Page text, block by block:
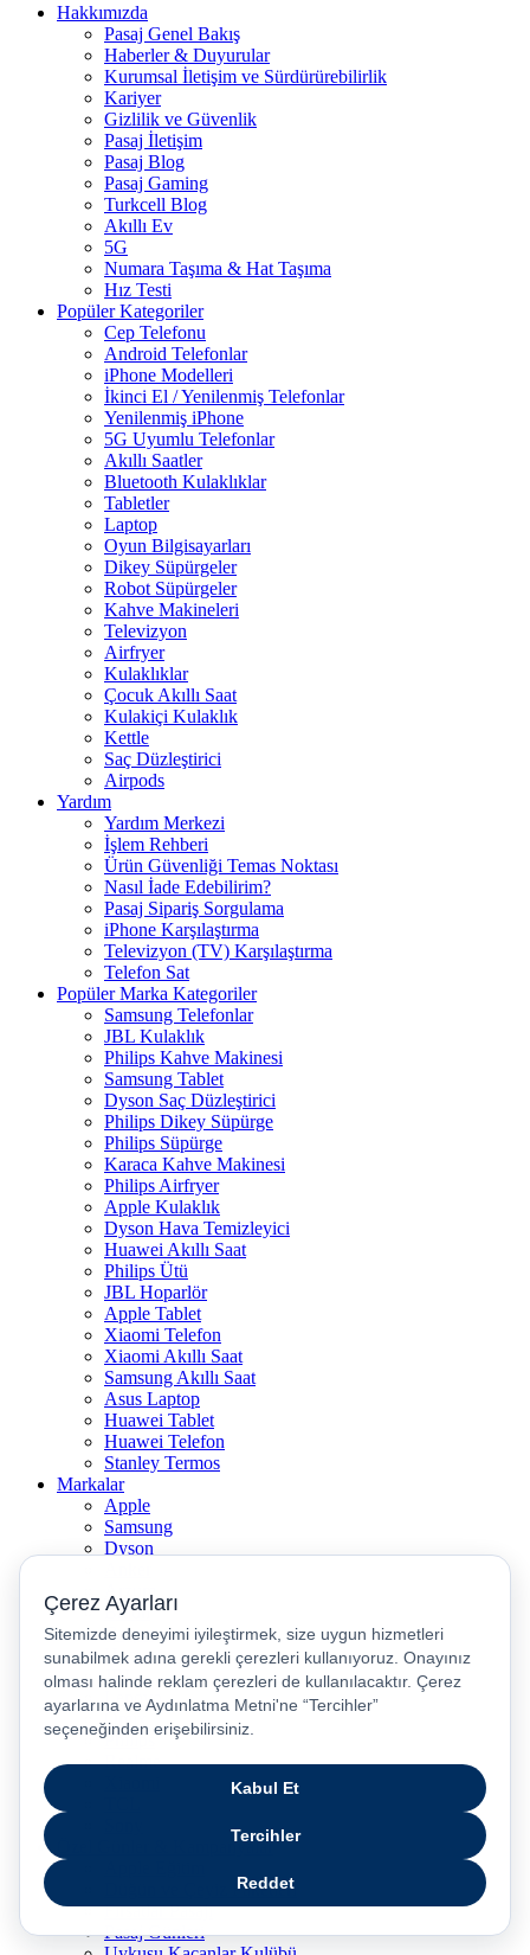
Hakkımızda
Pasaj Genel Bakış
Haberler & Duyurular
Kurumsal İletişim ve Sürdürürebilirlik
Kariyer
Gizlilik ve Güvenlik
Pasaj İletişim
Pasaj Blog
Pasaj Gaming
Turkcell Blog
Akıllı Ev
5G
Numara Taşıma & Hat Taşıma
Hız Testi
Popüler Kategoriler
Cep Telefonu
Android Telefonlar
iPhone Modelleri
İkinci El / Yenilenmiş Telefonlar
Yenilenmiş iPhone
5G Uyumlu Telefonlar
Akıllı Saatler
Bluetooth Kulaklıklar
Tabletler
Laptop
Oyun Bilgisayarları
Dikey Süpürgeler
Robot Süpürgeler
Kahve Makineleri
Televizyon
Airfryer
Kulaklıklar
Çocuk Akıllı Saat
Kulakiçi Kulaklık
Kettle
Saç Düzleştirici
Airpods
Yardım
Yardım Merkezi
İşlem Rehberi
Ürün Güvenliği Temas Noktası
Nasıl İade Edebilirim?
Pasaj Sipariş Sorgulama
iPhone Karşılaştırma
Televizyon (TV) Karşılaştırma
Telefon Sat
Popüler Marka Kategoriler
Samsung Telefonlar
JBL Kulaklık
Philips Kahve Makinesi
Samsung Tablet
Dyson Saç Düzleştirici
Philips Dikey Süpürge
Philips Süpürge
Karaca Kahve Makinesi
Philips Airfryer
Apple Kulaklık
Dyson Hava Temizleyici
Huawei Akıllı Saat
Philips Ütü
JBL Hoparlör
Apple Tablet
Xiaomi Telefon
Xiaomi Akıllı Saat
Samsung Akıllı Saat
Asus Laptop
Huawei Tablet
Huawei Telefon
Stanley Termos
Markalar
Apple
Samsung
Dyson
Arzum
Braun
Casper
Huawei
JBL
Lenovo
Omix
Philips
Realme
Özel Günler & Kampanyalar
Düğün ve Çeyiz Paketleri
Fırsatlar Pasajı
Pasaj Günleri